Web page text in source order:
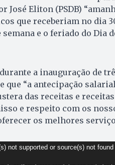
José Eliton (PSDB)
que receberiam no dia
e o feriado do Dia
a inauguração de
que “a antecipação
das receitas e
e respeito com os
os melhores
not supported or source(s) not found